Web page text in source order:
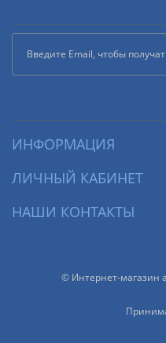
ИНФОРМАЦИЯ
ЛИЧНЫЙ КАБИНЕТ
НАШИ КОНТАКТЫ
© Интернет-магазин